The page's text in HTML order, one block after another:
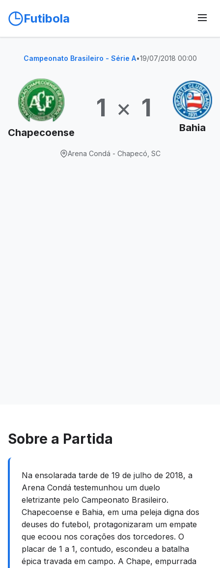
Futibola
Campeonato Brasileiro - Série A•19/07/2018 00:00
Chapecoense
1 × 1
Bahia
Arena Condá - Chapecó, SC
Sobre a Partida
Na ensolarada tarde de 19 de julho de 2018, a
Arena Condá testemunhou um duelo
eletrizante pelo Campeonato Brasileiro.
Chapecoense e Bahia, em uma peleja digna dos
deuses do futebol, protagonizaram um empate
que ecoou nos corações dos torcedores. O
placar de 1 a 1, contudo, escondeu a batalha
épica travada em campo. A Chape, empurrada